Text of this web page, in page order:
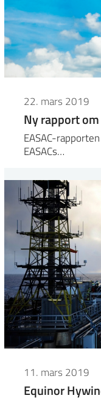
22. mars 2019
Ny rapport
EASAC-
EASACs…
11. mars 2019
Equinor